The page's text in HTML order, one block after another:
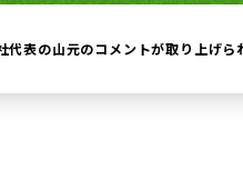
代表の山元のコメントが取り上げら